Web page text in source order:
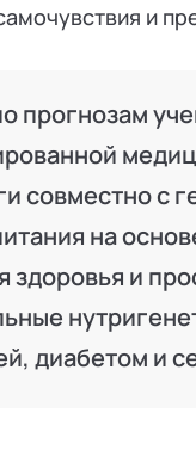
и
прогнозам
совместно с
на
здоровья и
диабетом и